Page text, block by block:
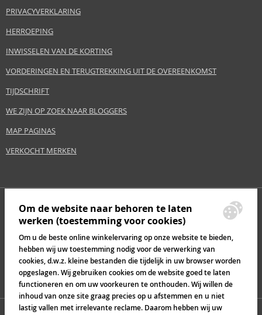
PRIVACYVERKLARING
HERROEPING
INWISSELEN VAN DE KORTING
VORDERINGEN EN TERUGTREKKING UIT DE OVEREENKOMST
TIJDSCHRIFT
WE ZIJN OP ZOEK NAAR BLOGGERS
MAP PAGINAS
VERKOCHT MERKEN
Om de website naar behoren te laten
werken (toestemming voor cookies)
Om u de beste online winkelervaring op onze website te bieden,
hebben wij uw toestemming nodig voor de verwerking van
cookies, d.w.z. kleine bestanden die tijdelijk in uw browser worden
opgeslagen. Wij gebruiken cookies om de website goed te laten
functioneren en om uw voorkeuren te onthouden. Wij willen de
inhoud van onze site graag precies op u afstemmen en u niet
lastig vallen met irrelevante reclame. Daarom hebben wij uw